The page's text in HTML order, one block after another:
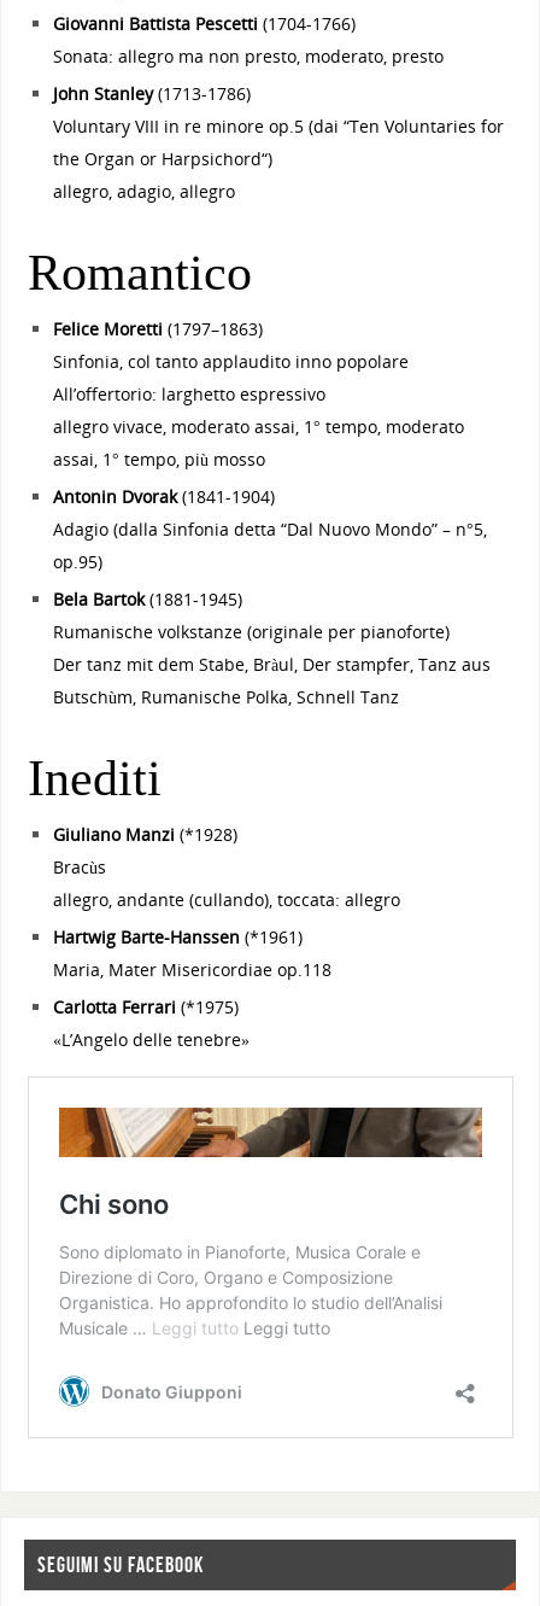
Giovanni Battista Pescetti (1704-1766)
Sonata: allegro ma non presto, moderato, presto
John Stanley(1713-1786)
Voluntary VIII in re minore op.5 (dai “Ten Voluntaries for
the Organ or Harpsichord“)
allegro, adagio, allegro
Romantico
Felice Moretti (1797–1863)
Sinfonia, col tanto applaudito inno popolare
All’offertorio: larghetto espressivo
allegro vivace, moderato assai, 1° tempo, moderato
assai, 1° tempo, più mosso
Antonin Dvorak(1841-1904)
Adagio (dalla Sinfonia detta “Dal Nuovo Mondo” – n°5,
op.95)
Bela Bartok(1881-1945)
Rumanische volkstanze (originale per pianoforte)
Der tanz mit dem Stabe, Bràul, Der stampfer, Tanz aus
Butschùm, Rumanische Polka, Schnell Tanz
Inediti
Giuliano Manzi (*1928)
Bracùs
allegro, andante (cullando), toccata: allegro
Hartwig Barte-Hanssen (*1961)
Maria, Mater Misericordiae op.118
Carlotta Ferrari (*1975)
«L’Angelo delle tenebre»
SEGUIMI SU FACEBOOK